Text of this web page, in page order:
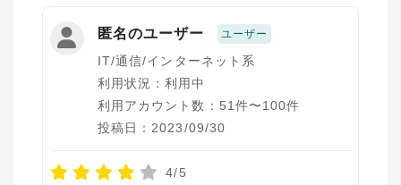
匿名のユーザー ユーザー
IT/通信/インターネット系
利用状況：利用中
利用アカウント数：51件〜100件
投稿日：2023/09/30
4/5